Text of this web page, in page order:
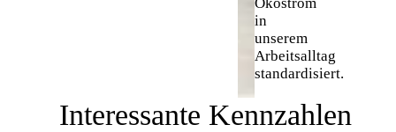
in
unserem
Arbeitsalltag
standardisiert.
Interessante Kennzahlen